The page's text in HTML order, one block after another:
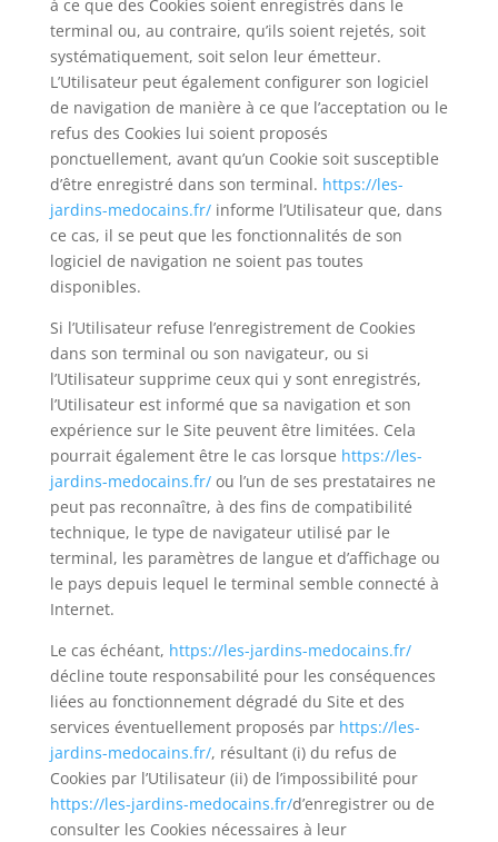
à ce que des Cookies soient enregistrés dans le
terminal ou, au contraire, qu’ils soient rejetés, soit
systématiquement, soit selon leur émetteur.
L’Utilisateur peut également configurer son logiciel
de navigation de manière à ce que l’acceptation ou le
refus des Cookies lui soient proposés
ponctuellement, avant qu’un Cookie soit susceptible
d’être enregistré dans son terminal. https://les-
jardins-medocains.fr/ informe l’Utilisateur que, dans
ce cas, il se peut que les fonctionnalités de son
logiciel de navigation ne soient pas toutes
disponibles.
Si l’Utilisateur refuse l’enregistrement de Cookies
dans son terminal ou son navigateur, ou si
l’Utilisateur supprime ceux qui y sont enregistrés,
l’Utilisateur est informé que sa navigation et son
expérience sur le Site peuvent être limitées. Cela
pourrait également être le cas lorsque https://les-
jardins-medocains.fr/ou l’un de ses prestataires ne
peut pas reconnaître, à des fins de compatibilité
technique, le type de navigateur utilisé par le
terminal, les paramètres de langue et d’affichage ou
le pays depuis lequel le terminal semble connecté à
Internet.
Le cas échéant, https://les-jardins-medocains.fr/
décline toute responsabilité pour les conséquences
liées au fonctionnement dégradé du Site et des
services éventuellement proposés par https://les-
jardins-medocains.fr/, résultant (i) du refus de
Cookies par l’Utilisateur (ii) de l’impossibilité pour
https://les-jardins-medocains.fr/d’enregistrer ou de
consulter les Cookies nécessaires à leur